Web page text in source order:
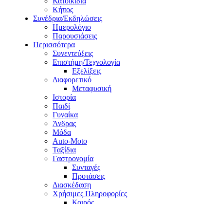
Κήπος
Συνέδρια/Εκδηλώσεις
Ημερολόγιο
Παρουσιάσεις
Περισσότερα
Συνεντεύξεις
Επιστήμη/Τεχνολογία
Εξελίξεις
Διαφορετικό
Μεταφυσική
Ιστορία
Παιδί
Γυναίκα
Άνδρας
Μόδα
Auto-Moto
Ταξίδια
Γαστρονομία
Συνταγές
Προτάσεις
Διασκέδαση
Χρήσιμες Πληροφορίες
Καιρός